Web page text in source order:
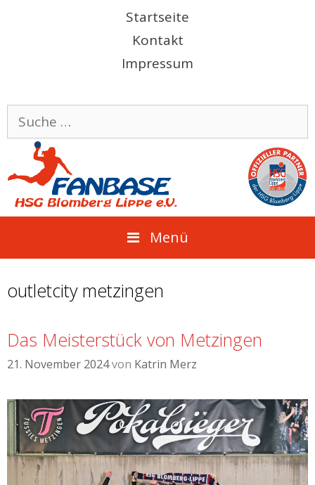
Startseite
Kontakt
Impressum
Suche
nach:
Menü
outletcity metzingen
Das Meisterstück von Metzingen
21. November 2024von Katrin Merz